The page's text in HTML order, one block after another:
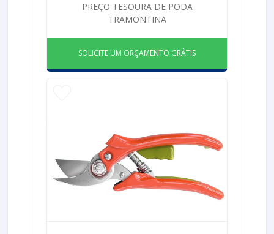
PREÇO TESOURA DE PODA
TRAMONTINA
SOLICITE UM ORÇAMENTO GRÁTIS